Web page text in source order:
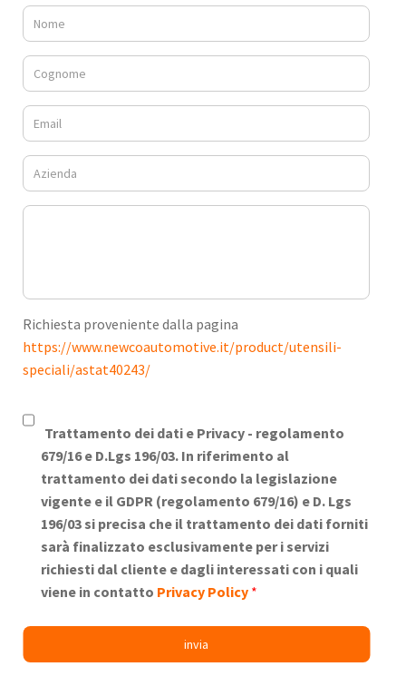
Richiesta proveniente dalla pagina
https://www.newcoautomotive.it/product/utensili-
speciali/astat40243/
Trattamento dei dati e Privacy - regolamento
679/16 e D.Lgs 196/03. In riferimento al
trattamento dei dati secondo la legislazione
vigente e il GDPR (regolamento 679/16) e D. Lgs
196/03 si precisa che il trattamento dei dati forniti
sarà finalizzato esclusivamente per i servizi
richiesti dal cliente e dagli interessati con i quali
viene in contatto Privacy Policy *